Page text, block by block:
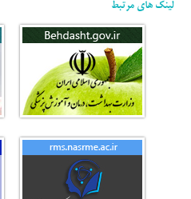
لینک های مرتبط